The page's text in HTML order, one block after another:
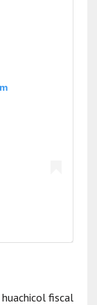
fiscal